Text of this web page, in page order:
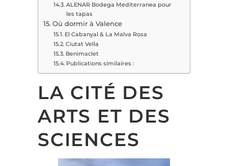
ALENAR Bodega Mediterranea pour
les tapas
Où dormir à Valence
El Cabanyal & La Malva Rosa
Ciutat Vella
Benimaclet
Publications similaires :
LA CITÉ DES
ARTS ET DES
SCIENCES